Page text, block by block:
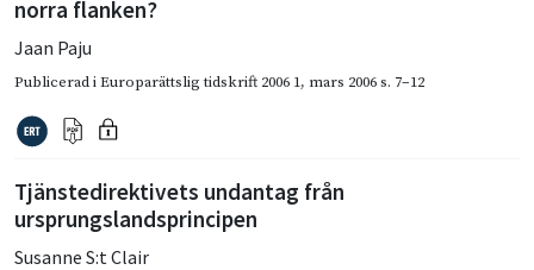
norra flanken?
Jaan Paju
Publicerad iEuroparättslig tidskrift 2006 1, mars 2006s. 7–12
Tjänstedirektivets undantag från
ursprungslandsprincipen
Susanne S:t Clair